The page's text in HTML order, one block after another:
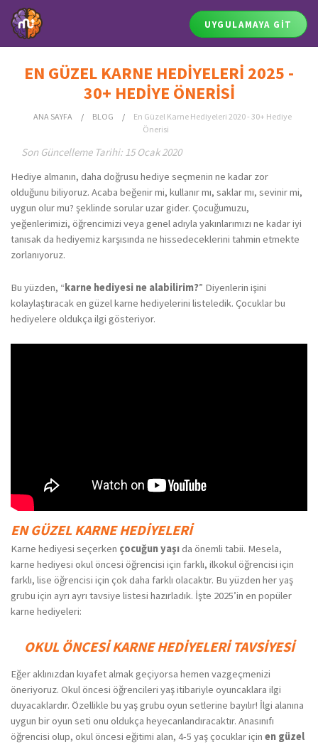
UYGULAMAYA GİT
EN GÜZEL KARNE HEDİYELERİ 2025 -
30+ HEDİYE ÖNERİSİ
ANA SAYFA / BLOG /
En Güzel Karne Hediyeleri 2020 - 30+ Hediye
Önerisi
Son Güncelleme Tarihi: 15 Ocak 2020
Hediye almanın, daha doğrusu hediye seçmenin ne kadar zor
olduğunu biliyoruz. Acaba beğenir mi, kullanır mı, saklar mı, sevinir mi,
uygun olur mu? şeklinde sorular uzar gider. Çocuğumuzu,
yeğenlerimizi, öğrencimizi veya genel adıyla yakınlarımızı ne kadar iyi
tanısak da hediyemiz karşısında ne hissedeceklerini tahmin etmekte
zorlanıyoruz.
Bu yüzden, “karne hediyesi ne alabilirim?” Diyenlerin işini
kolaylaştıracak en güzel karne hediyelerini listeledik. Çocuklar bu
hediyelere oldukça ilgi gösteriyor.
EN GÜZEL KARNE HEDIYELERI
Karne hediyesi seçerken çocuğun yaşıda önemli tabii. Mesela,
karne hediyesi okul öncesi öğrencisi için farklı, ilkokul öğrencisi için
farklı, lise öğrencisi için çok daha farklı olacaktır. Bu yüzden her yaş
grubu için ayrı ayrı tavsiye listesi hazırladık. İşte 2025’in en popüler
karne hediyeleri:
OKUL ÖNCESİ KARNE HEDİYELERİ TAVSİYESİ
Eğer aklınızdan kıyafet almak geçiyorsa hemen vazgeçmenizi
öneriyoruz. Okul öncesi öğrencileri yaş itibariyle oyuncaklara ilgi
duyacaklardır. Özellikle bu yaş grubu oyun setlerine bayılır! İlgi alanına
uygun bir oyun seti onu oldukça heyecanlandıracaktır. Anasınıfı
öğrencisi olup, okul öncesi eğitimi alan, 4-5 yaş çocuklar için en güzel